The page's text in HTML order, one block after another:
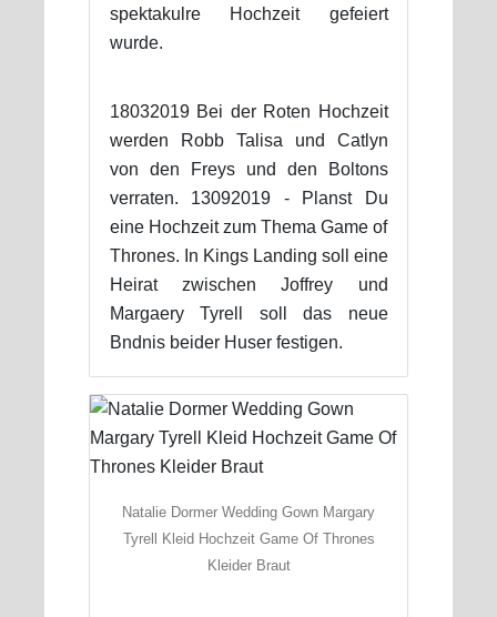
spektakulre Hochzeit gefeiert
wurde.
18032019 Bei der Roten Hochzeit
werden Robb Talisa und Catlyn
von den Freys und den Boltons
verraten. 13092019 - Planst Du
eine Hochzeit zum Thema Game of
Thrones. In Kings Landing soll eine
Heirat zwischen Joffrey und
Margaery Tyrell soll das neue
Bndnis beider Huser festigen.
Natalie Dormer Wedding Gown Margary
Tyrell Kleid Hochzeit Game Of Thrones
Kleider Braut